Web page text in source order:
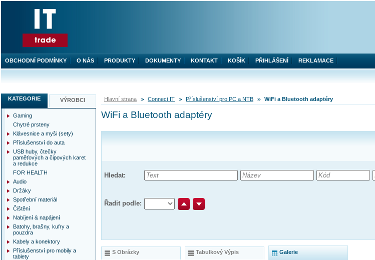
Hlavní strana Connect IT Příslušenství pro PC a NTB WiFi a Bluetooth adaptéry
WiFi a Bluetooth adaptéry
Hledat:
Řadit podle:
S Obrázky Tabulkový Výpis Galerie
KATEGORIE VÝROBCI
Gaming
Chytré prsteny
Klávesnice a myši (sety)
Příslušenství do auta
USB huby, čtečky
paměťových a čipových karet
a redukce
FOR HEALTH
Audio
Držáky
Spotřební materiál
Čištění
Nabíjení & napájení
Batohy, brašny, kufry a
pouzdra
Kabely a konektory
Příslušenství pro mobily a
tablety
OBCHODNÍ PODMÍNKY O NÁS PRODUKTY DOKUMENTY KONTAKT KOŠÍK PŘIHLÁŠENÍ REKLAMACE